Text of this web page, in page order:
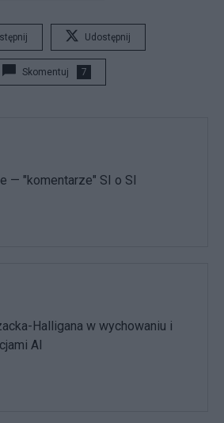
Udostępnij
Skomentuj 7
— "komentarze" SI o SI
Halligana w wychowaniu i
AI